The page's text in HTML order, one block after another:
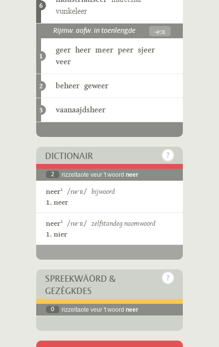
6
vunkeleer
Rijmw. aofw. in toenlengde -eːʀ
1
geer heer meer peer sjeer
veer
2 beheer geweer
3 vaanaajdsheer
DICTIONAIR
2 rizzeltaote veur 't woord neer
neer1 /neˑʀ/ bijwoord
1. neer
neer2 /neˑʀ/ zelfstandeg naomwoord
1. nier
SPREEKWÄÖRD &
GEZÈGKDES
0 rizzeltaote veur 't woord neer